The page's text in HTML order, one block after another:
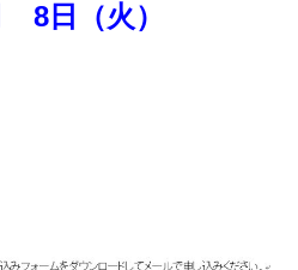
8日（火）